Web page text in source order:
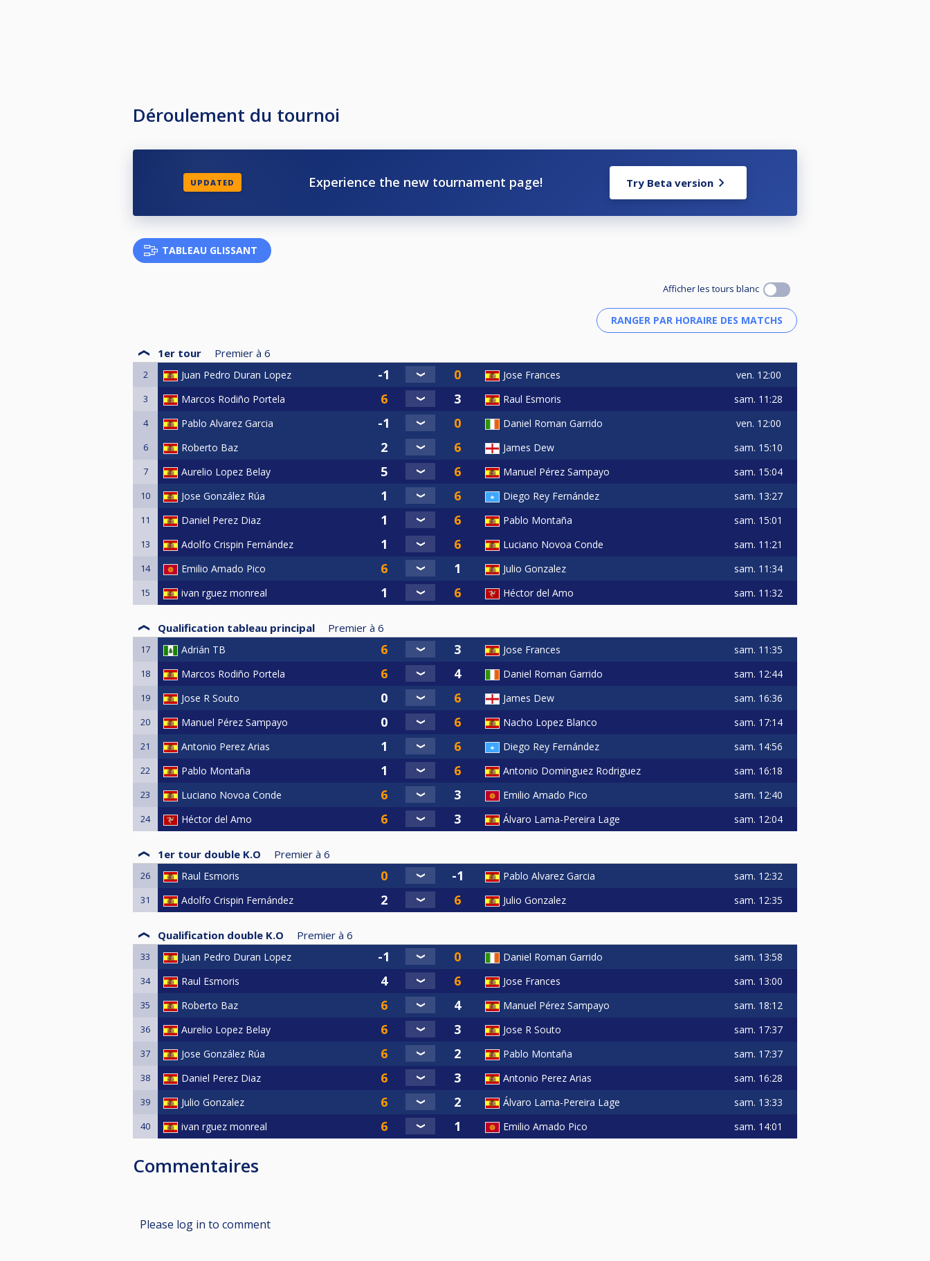
Déroulement du tournoi
UPDATED Experience the new tournament page! Try Beta version
TABLEAU GLISSANT
Afficher les tours blanc
1er tour Premier à 6
2 Juan Pedro Duran Lopez Jose Frances ven. 12:00
3 Marcos Rodiño Portela Raul Esmoris sam. 11:28
4 Pablo Alvarez Garcia Daniel Roman Garrido ven. 12:00
6 Roberto Baz James Dew sam. 15:10
7 Aurelio Lopez Belay Manuel Pérez Sampayo sam. 15:04
10 Jose González Rúa Diego Rey Fernández sam. 13:27
11 Daniel Perez Diaz Pablo Montaña sam. 15:01
13 Adolfo Crispin Fernández Luciano Novoa Conde sam. 11:21
14 Emilio Amado Pico Julio Gonzalez sam. 11:34
15 ivan rguez monreal Héctor del Amo sam. 11:32
Qualification tableau principal Premier à 6
17 Adrián TB Jose Frances sam. 11:35
18 Marcos Rodiño Portela Daniel Roman Garrido sam. 12:44
19 Jose R Souto James Dew sam. 16:36
20 Manuel Pérez Sampayo Nacho Lopez Blanco sam. 17:14
21 Antonio Perez Arias Diego Rey Fernández sam. 14:56
22 Pablo Montaña Antonio Dominguez Rodriguez sam. 16:18
23 Luciano Novoa Conde Emilio Amado Pico sam. 12:40
24 Héctor del Amo Álvaro Lama-Pereira Lage sam. 12:04
1er tour double K.O Premier à 6
26 Raul Esmoris Pablo Alvarez Garcia sam. 12:32
31 Adolfo Crispin Fernández Julio Gonzalez sam. 12:35
Qualification double K.O Premier à 6
33 Juan Pedro Duran Lopez Daniel Roman Garrido sam. 13:58
34 Raul Esmoris Jose Frances sam. 13:00
35 Roberto Baz Manuel Pérez Sampayo sam. 18:12
36 Aurelio Lopez Belay Jose R Souto sam. 17:37
37 Jose González Rúa Pablo Montaña sam. 17:37
38 Daniel Perez Diaz Antonio Perez Arias sam. 16:28
39 Julio Gonzalez Álvaro Lama-Pereira Lage sam. 13:33
40 ivan rguez monreal Emilio Amado Pico sam. 14:01
Commentaires
Please log in to comment